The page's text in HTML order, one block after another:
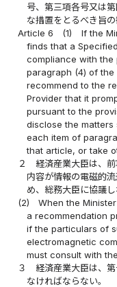
号、第三項各号又は
な措置をとるべき旨
Article 6
(1)
If the
finds that a
compliance with the
paragraph (4) of
recommend to the
Provider that it
pursuant to the
disclose the
each item of
that article, or take
２
経済産業大臣は、
内容が情報の電磁的
め、総務大臣に協議し
(2)
When the
a recommendation
if the particulars of
electromagnetic
must consult with
３
経済産業大臣は、
なければならない。